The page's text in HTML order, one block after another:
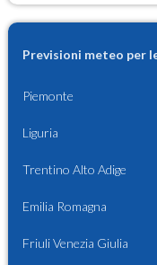
Previsioni meteo per
Piemonte
Liguria
Trentino Alto Adige
Emilia Romagna
Friuli Venezia Giulia